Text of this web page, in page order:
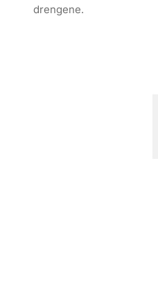
drengene.